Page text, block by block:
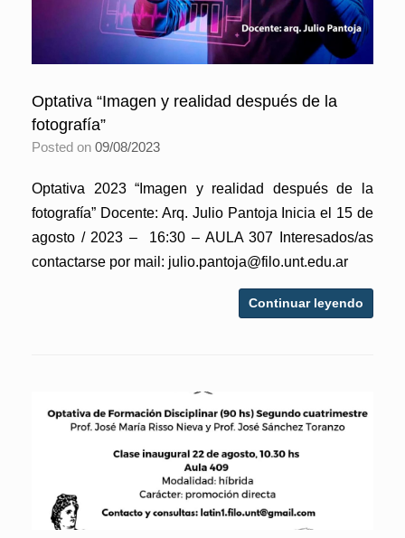
Optativa “Imagen y realidad después de la
fotografía”
Posted on 09/08/2023
Optativa 2023 “Imagen y realidad después de la
fotografía” Docente: Arq. Julio Pantoja Inicia el 15 de
agosto / 2023 – 16:30 – AULA 307 Interesados/as
contactarse por mail: julio.pantoja@filo.unt.edu.ar
Continuar leyendo